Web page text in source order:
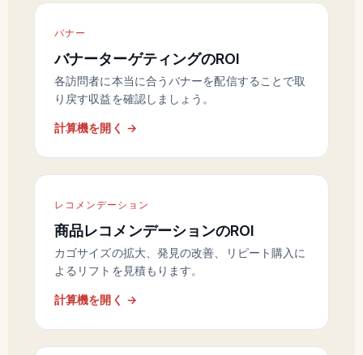
バナー
バナーターゲティングのROI
各訪問者に本当に合うバナーを配信することで取
り戻す収益を確認しましょう。
計算機を開く →
レコメンデーション
商品レコメンデーションのROI
カゴサイズの拡大、発見の改善、リピート購入に
よるリフトを見積もります。
計算機を開く →